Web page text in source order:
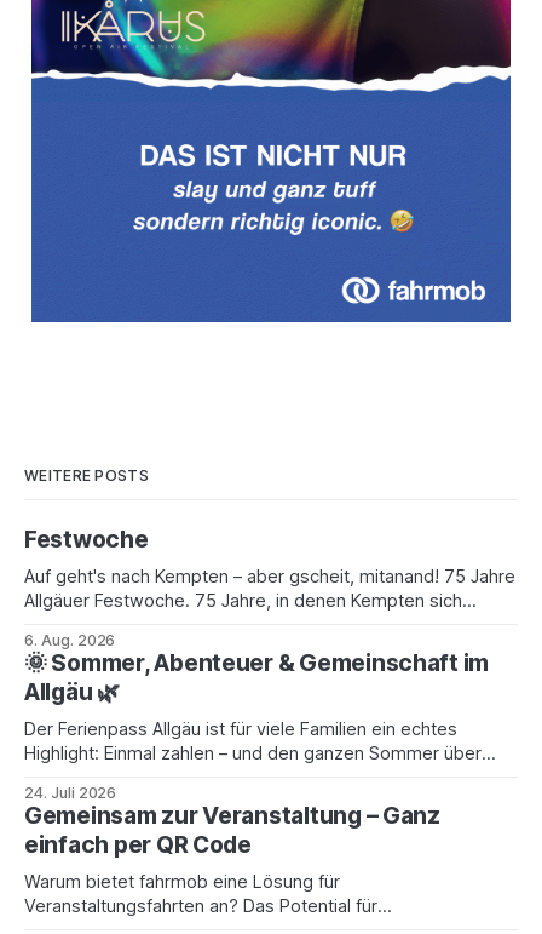
WEITERE POSTS
Festwoche
Auf geht's nach Kempten – aber gscheit, mitanand! 75 Jahre
Allgäuer Festwoche. 75 Jahre, in denen Kempten sich
Wirtschaftsmesse am Tag, Heimatfest am Abend, und
dazwischen tausende Leut', die aus dem ganzen Allgäu und
weit darüber hinaus zusammenströmen. Vom
6. Aug. 2026
🌞 Sommer, Abenteuer & Gemeinschaft im
Allgäu 🌿
Der Ferienpass Allgäu ist für viele Familien ein echtes
Highlight: Einmal zahlen – und den ganzen Sommer über
oder Erlebnispark – für Kinder wird es garantiert nicht
langweilig 🎒✨ Doch warum jedes Abenteuer alleine
starten? 🚗 Mit fahrmob.eco wird schon die Anreise Teil des
Erlebnisses: 👉 Finde ganz
24. Juli 2026
Gemeinsam zur Veranstaltung – Ganz
einfach per QR Code
Warum bietet fahrmob eine Lösung für
Veranstaltungsfahrten an? Das Potential für